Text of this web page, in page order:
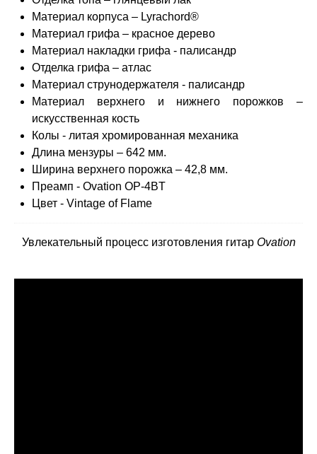
Материал корпуса – Lyrachord®
Материал грифа – красное дерево
Материал накладки грифа - палисандр
Отделка грифа – атлас
Материал струнодержателя - палисандр
Материал верхнего и нижнего порожков –
искусственная кость
Колы - литая хромированная механика
Длина мензуры – 642 мм.
Ширина верхнего порожка – 42,8 мм.
Преамп - Ovation OP-4BT
Цвет - Vintage of Flame
Увлекательный процесс изготовления гитар Ovation